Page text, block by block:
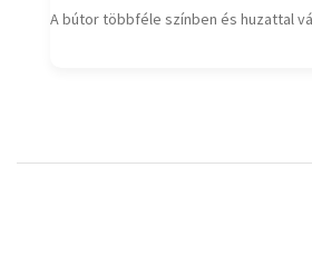
A bútor többféle színben és huzattal